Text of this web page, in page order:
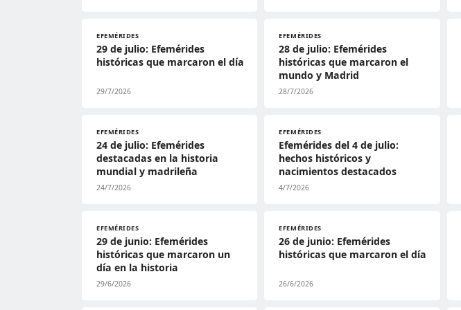
EFEMÉRIDES
29 de julio: Efemérides
históricas que marcaron el día
29/7/2026
EFEMÉRIDES
28 de julio: Efemérides
históricas que marcaron el
mundo y Madrid
28/7/2026
EFEMÉRIDES
24 de julio: Efemérides
destacadas en la historia
mundial y madrileña
24/7/2026
EFEMÉRIDES
Efemérides del 4 de julio:
hechos históricos y
nacimientos destacados
4/7/2026
EFEMÉRIDES
29 de junio: Efemérides
históricas que marcaron un
día en la historia
29/6/2026
EFEMÉRIDES
26 de junio: Efemérides
históricas que marcaron el día
26/6/2026